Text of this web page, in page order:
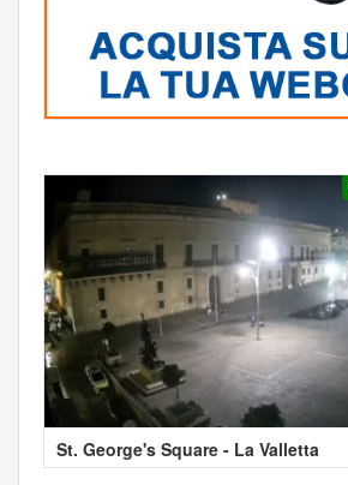
St. George's Square - La Valletta